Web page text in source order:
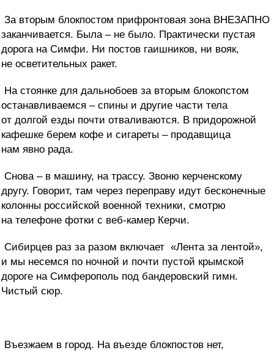
За вторым блокпостом прифронтовая зона ВНЕЗАПНО
заканчивается. Была – не было. Практически пустая
дорога на Симфи. Ни постов гаишников, ни вояк,
не осветительных ракет.
На стоянке для дальнобоев за вторым блокопстом
останавливаемся – спины и другие части тела
от долгой езды почти отваливаются. В придорожной
кафешке берем кофе и сигареты – продавщица
нам явно рада.
Снова – в машину, на трассу. Звоню керченскому
другу. Говорит, там через переправу идут бесконечные
колонны российской военной техники, смотрю
на телефоне фотки с веб-камер Керчи.
Сибирцев раз за разом включает «Лента за лентой»,
и мы несемся по ночной и почти пустой крымской
дороге на Симферополь под бандеровский гимн.
Чистый сюр.
Въезжаем в город. На въезде блокпостов нет,